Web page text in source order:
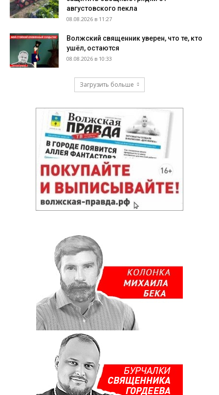
августовского пекла
08.08.2026 в 11:27
Волжский священник уверен, что те, кто
ушёл, остаются
08.08.2026 в 10:33
Загрузить больше